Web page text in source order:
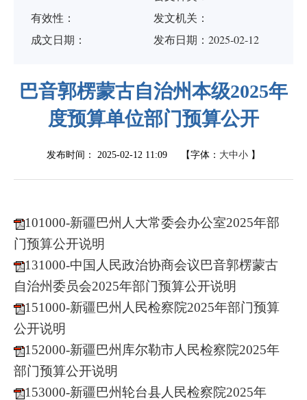
有效性：
发文机关：
成文日期：
发布日期：2025-02-12
巴音郭楞蒙古自治州本级2025年
度预算单位部门预算公开
发布时间： 2025-02-12 11:09 【字体： 大中小 】
101000-新疆巴州人大常委会办公室2025年部
门预算公开说明
131000-中国人民政治协商会议巴音郭楞蒙古
自治州委员会2025年部门预算公开说明
151000-新疆巴州人民检察院2025年部门预算
公开说明
152000-新疆巴州库尔勒市人民检察院2025年
部门预算公开说明
153000-新疆巴州轮台县人民检察院2025年